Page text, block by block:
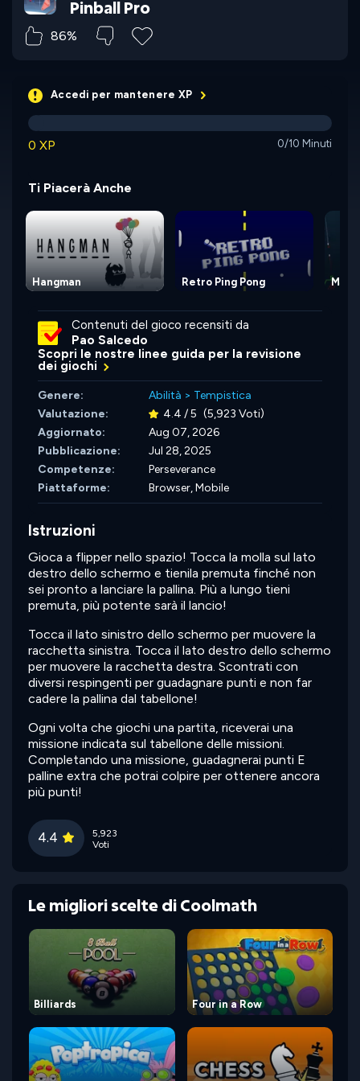
Pinball Pro
86%
Accedi per mantenere XP
0 XP 0/10 Minuti
Ti Piacerà Anche
Hangman Retro Ping Pong
Contenuti del gioco recensiti da
Pao Salcedo
Scopri le nostre linee guida per la revisione
dei giochi
Genere: Abilità > Tempistica
Valutazione:
4.4 / 5 (5,923 Voti)
Aggiornato:
Aug 07, 2026
Pubblicazione:
Jul 28, 2025
Competenze:
Perseverance
Piattaforme:
Browser, Mobile
Istruzioni
Gioca a flipper nello spazio! Tocca la molla sul lato
destro dello schermo e tienila premuta finché non
sei pronto a lanciare la pallina. Più a lungo tieni
premuta, più potente sarà il lancio!
Tocca il lato sinistro dello schermo per muovere la
racchetta sinistra. Tocca il lato destro dello schermo
per muovere la racchetta destra. Scontrati con
diversi respingenti per guadagnare punti e non far
cadere la pallina dal tabellone!
Ogni volta che giochi una partita, riceverai una
missione indicata sul tabellone delle missioni.
Completando una missione, guadagnerai punti E
palline extra che potrai colpire per ottenere ancora
più punti!
4.4
5,923
Voti
Le migliori scelte di Coolmath
Billiards Four in a Row